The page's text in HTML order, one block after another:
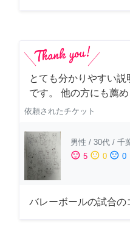
とても分かりやすい
です。 他の方にも薦め
依頼されたチケット
男性 / 30代 / 千
sentiment_satisfied 5 sentiment_neutral 0 sentiment_dissatisfied 0
バレーボールの試合の